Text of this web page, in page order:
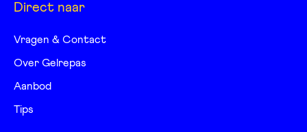
Direct naar
Vragen & Contact
Over Gelrepas
Aanbod
Tips